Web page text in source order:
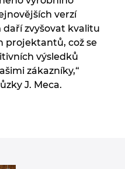
verzí
daří zvyšovat kvalitu
projektantů, což se
výsledků
zákazníky,“
J. Meca.